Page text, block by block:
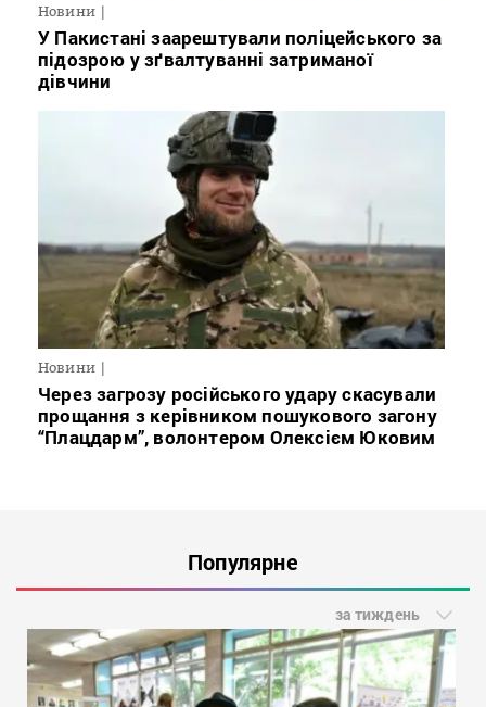
Новини
У Пакистані заарештували поліцейського за
підозрою у зґвалтуванні затриманої
дівчини
Новини
Через загрозу російського удару скасували
прощання з керівником пошукового загону
“Плацдарм”, волонтером Олексієм Юковим
Популярне
за тиждень